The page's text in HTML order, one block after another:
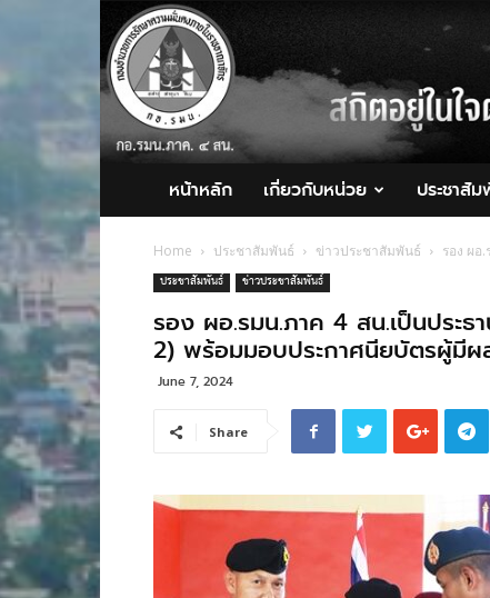
กอ.รมน.ภาค
4
สน.
หน้าหลัก เกี่ยวกับหน่วย ประชาสั
Home ประชาสัมพันธ์ ข่าวประชาสัมพันธ์ รอง ผ
ประชาสัมพันธ์ ข่าวประชาสัมพันธ์
รอง ผอ.รมน.ภาค 4 สน.เป็นประ
2) พร้อมมอบประกาศนียบัตรผู้มีผ
June 7, 2024
Share